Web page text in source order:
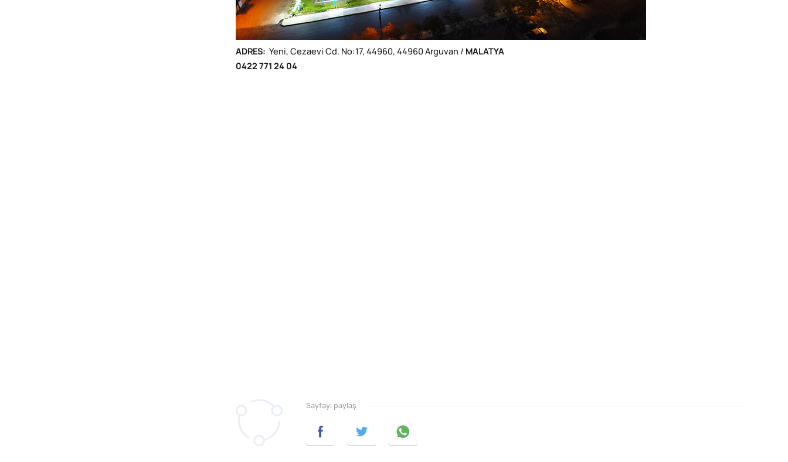
ADRES: Yeni, Cezaevi Cd. No:17, 44960, 44960 Arguvan / MALATYA
0422 771 24 04
Sayfayı paylaş